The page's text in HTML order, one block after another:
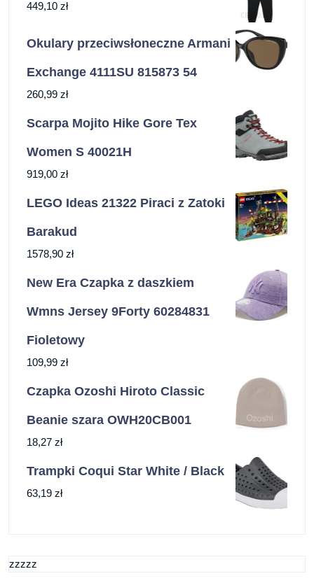
449,10 zł
Okulary przeciwsłoneczne Armani
Exchange 4111SU 815873 54
260,99 zł
Scarpa Mojito Hike Gore Tex
Women S 40021H
919,00 zł
LEGO Ideas 21322 Piraci z Zatoki
Barakud
1578,90 zł
New Era Czapka z daszkiem
Wmns Jersey 9Forty 60284831
Fioletowy
109,99 zł
Czapka Ozoshi Hiroto Classic
Beanie szara OWH20CB001
18,27 zł
Trampki Coqui Star White / Black
63,19 zł
zzzzz